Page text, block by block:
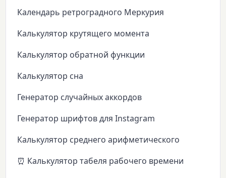
Календарь ретроградного Меркурия
Калькулятор крутящего момента
Калькулятор обратной функции
Калькулятор сна
Генератор случайных аккордов
Генератор шрифтов для Instagram
Калькулятор среднего арифметического
⏰ Калькулятор табеля рабочего времени